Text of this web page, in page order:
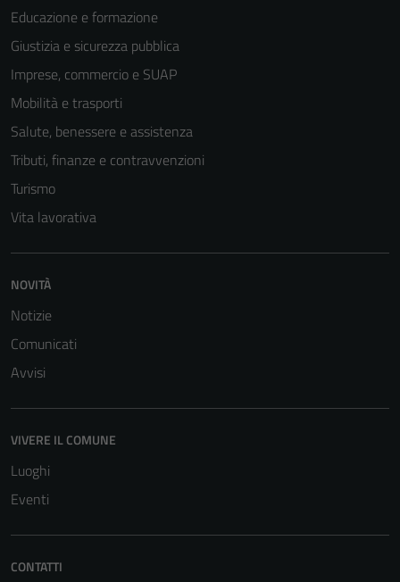
Educazione e formazione
Giustizia e sicurezza pubblica
Imprese, commercio e SUAP
Mobilità e trasporti
Salute, benessere e assistenza
Tributi, finanze e contravvenzioni
Turismo
Vita lavorativa
NOVITÀ
Notizie
Comunicati
Avvisi
VIVERE IL COMUNE
Luoghi
Eventi
CONTATTI